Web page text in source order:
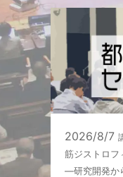
2026/8/7
筋ジストロフ
―研究開発か